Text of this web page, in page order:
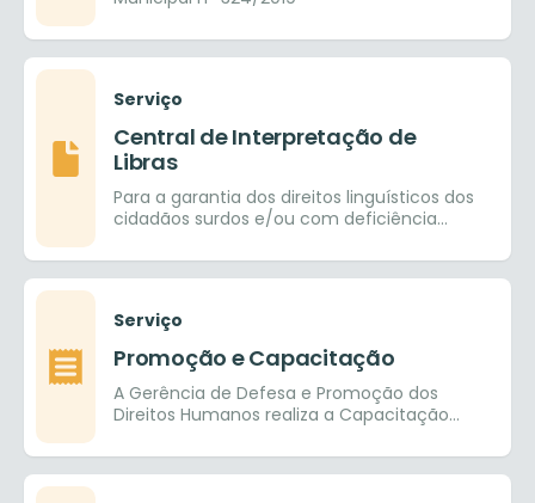
Serviço
Central de Interpretação de
Libras
Para a garantia dos direitos linguísticos dos
cidadãos surdos e/ou com deficiência
social
Serviço
Promoção e Capacitação
A Gerência de Defesa e Promoção dos
Direitos Humanos realiza a Capacitação
município e público